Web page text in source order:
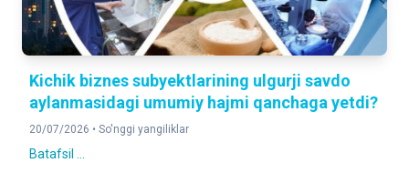
Kichik biznes subyektlarining ulgurji savdo
aylanmasidagi umumiy hajmi qanchaga yetdi?
20/07/2026 • So'nggi yangiliklar
Batafsil ...